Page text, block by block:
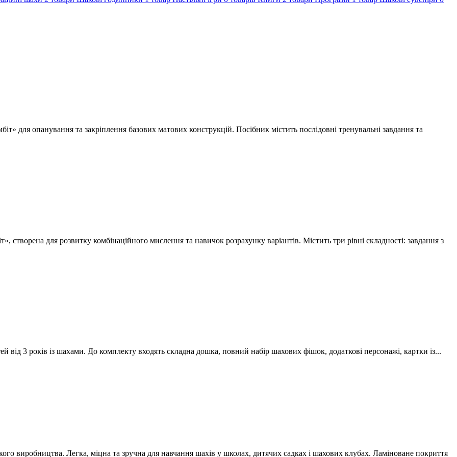
для опанування та закріплення базових матових конструкцій. Посібник містить послідовні тренувальні завдання та
для розвитку комбінаційного мислення та навичок розрахунку варіантів. Містить три рівні складності: завдання з
від 3 років із шахами. До комплекту входять складна дошка, повний набір шахових фішок, додаткові персонажі, картки із...
виробництва. Легка, міцна та зручна для навчання шахів у школах, дитячих садках і шахових клубах. Ламіноване покриття